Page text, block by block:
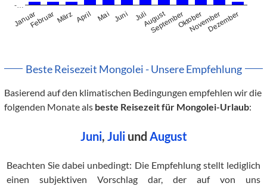
JanuarFebruar März April Mai Juni JuliAugust
SeptemberOktober
NovemberDezember
-…
Beste Reisezeit Mongolei - Unsere Empfehlung
Basierend auf den klimatischen Bedingungen empfehlen wir die
folgenden Monate als beste Reisezeit für Mongolei-Urlaub:
Juni, Juliund August
Beachten Sie dabei unbedingt: Die Empfehlung stellt lediglich
einen subjektiven Vorschlag dar, der auf von uns